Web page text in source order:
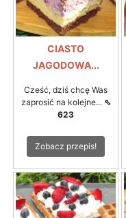
CIASTO
JAGODOWA...
Cześć, dziś chcę Was
zaprosić na kolejne... ⇖
623
Zobacz przepis!